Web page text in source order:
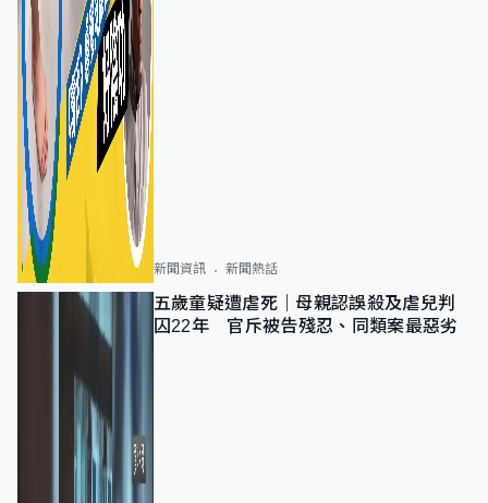
新聞資訊 新聞熱話
五歲童疑遭虐死｜母親認誤殺及虐兒判
囚22年 官斥被告殘忍、同類案最惡劣